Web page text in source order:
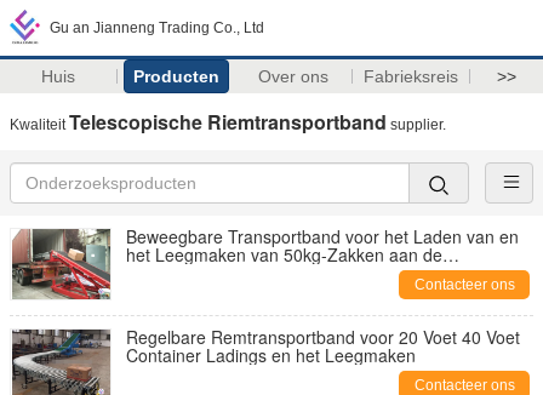
Gu an Jianneng Trading Co., Ltd
Huis Producten Over ons Fabrieksreis >>
KwaliteitTelescopische Riemtransportband supplier.
Beweegbare Transportband voor het Laden van en
het Leegmaken van 50kg-Zakken aan de
Aanhangwagens van Vrachtwagenscontainers
Contacteer ons
Regelbare Remtransportband voor 20 Voet 40 Voet
Container Ladings en het Leegmaken
Contacteer ons